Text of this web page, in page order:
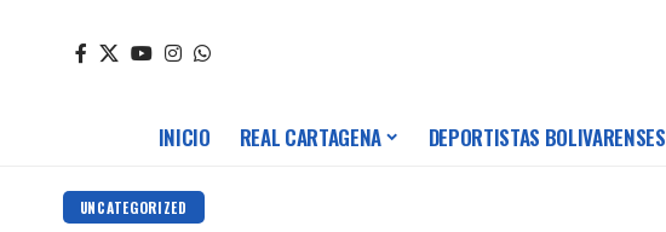
INICIO REAL CARTAGENA DEPORTISTAS BOLIVARENSES
UNCATEGORIZED